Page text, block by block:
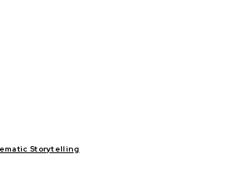
Storytelling